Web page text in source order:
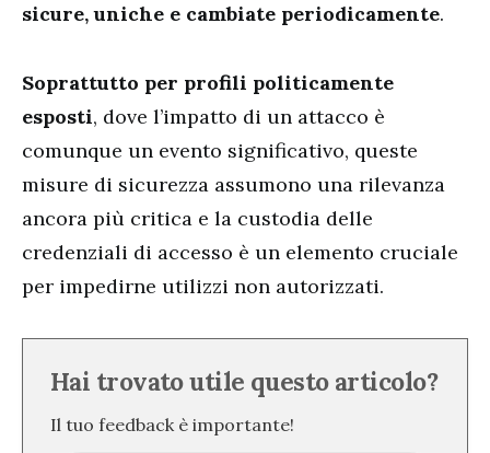
sicure, uniche e cambiate periodicamente.
Soprattutto per profili politicamente
esposti, dove l’impatto di un attacco è
comunque un evento significativo, queste
misure di sicurezza assumono una rilevanza
ancora più critica e la custodia delle
credenziali di accesso è un elemento cruciale
per impedirne utilizzi non autorizzati.
Hai trovato utile questo articolo?
Il tuo feedback è importante!